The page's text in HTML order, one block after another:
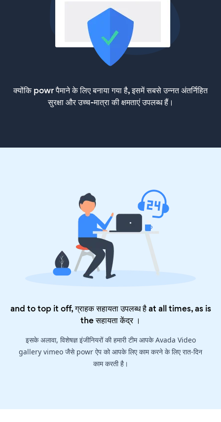
क्योंकि powr पैमाने के लिए बनाया गया है, इसमें सबसे उन्नत अंतर्निहित
सुरक्षा और उच्च-मात्रा की क्षमताएं उपलब्ध हैं।
and to top it off, ग्राहक सहायता उपलब्ध है at all times, as is
theसहायता केंद्र।
इसके अलावा, विशेषज्ञ इंजीनियरों की हमारी टीम आपके Avada Video
gallery vimeo जैसे powr ऐप को आपके लिए काम करने के लिए रात-दिन
काम करती है।